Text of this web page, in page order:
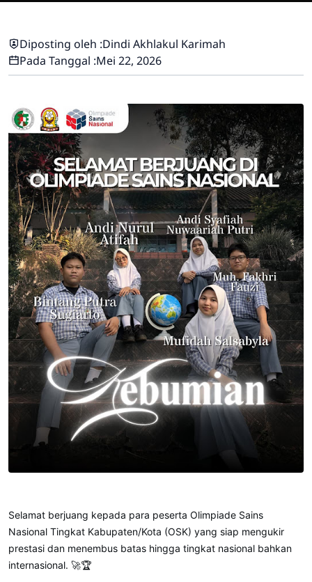
Diposting oleh :Dindi Akhlakul Karimah
Pada Tanggal :Mei 22, 2026
Selamat berjuang kepada para peserta Olimpiade Sains
Nasional Tingkat Kabupaten/Kota (OSK) yang siap mengukir
prestasi dan menembus batas hingga tingkat nasional bahkan
internasional. 🚀🏆